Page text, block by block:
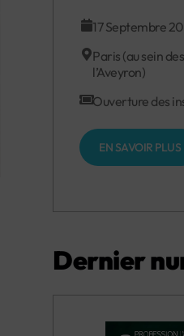
17 Septembre
Paris (au sein
l’Aveyron)
Ouverture des
EN SAVOIR PLUS
Dernier